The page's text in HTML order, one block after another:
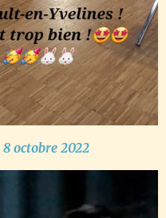
8 octobre 2022